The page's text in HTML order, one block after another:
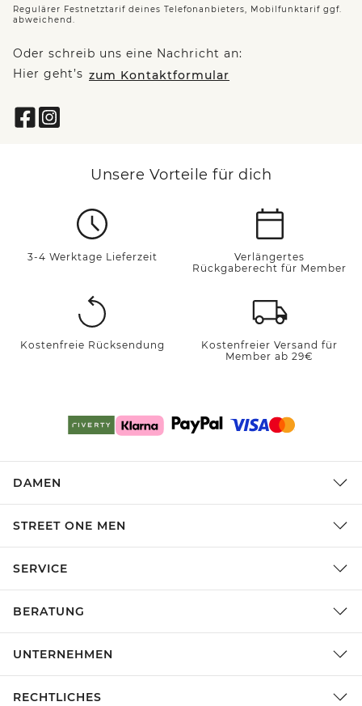
Regulärer Festnetztarif deines Telefonanbieters, Mobilfunktarif ggf.
abweichend.
Oder schreib uns eine Nachricht an:
Hier geht’s zum Kontaktformular
Unsere Vorteile für dich
3-4 Werktage Lieferzeit
Verlängertes
Rückgaberecht für Member
Kostenfreie Rücksendung
Kostenfreier Versand für
Member ab 29€
DAMEN
STREET ONE MEN
SERVICE
BERATUNG
UNTERNEHMEN
RECHTLICHES